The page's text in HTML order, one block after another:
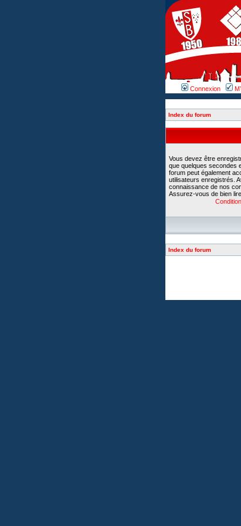
Connexion
Index du forum
Vous devez être
que quelques secondes
forum peut également
utilisateurs enregistrés.
connaissance de nos
Assurez-vous de bien
Index du forum